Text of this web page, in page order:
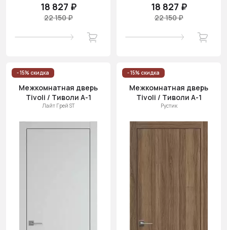
18 827 ₽
22 150 ₽
18 827 ₽
22 150 ₽
- 15% скидка
Межкомнатная дверь
Tivoli / Тиволи А-1
Лайт Грей ST
- 15% скидка
Межкомнатная дверь
Tivoli / Тиволи А-1
Рустик